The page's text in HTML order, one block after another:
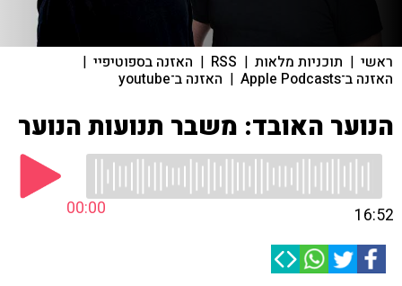
ראשי | תוכניות מלאות |
RSS
| האזנה בספוטיפיי |
האזנה ב־Apple Podcasts | האזנה ב־youtube
הנוער האובד: משבר תנועות הנוער
00:00 16:52